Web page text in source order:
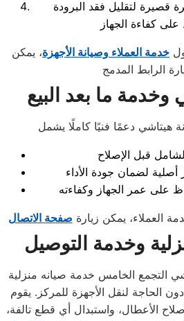
قصيرة لتقليل فقد البرودة
خدمة العملاء وصيانة الأجهزة، يمكن
وخدمة ما بعد البيع
العملاء، يمكن زيارة صفحة الاتصال
وخدمة التوصيل
التجمع الخامس خدمة صيانه منزلية
الحاجة لنقل الأجهزة للمركز. يقوم
الأعطال، واستبدال أي قطع تالفة،